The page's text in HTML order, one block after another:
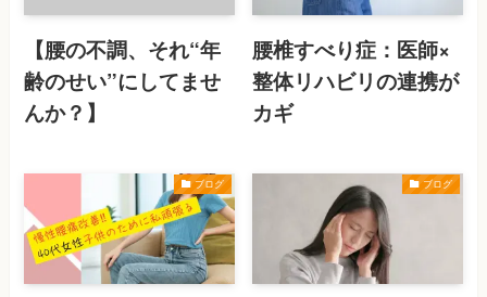
【腰の不調、それ“年
齢のせい”にしてませ
んか？】
腰椎すべり症：医師×
整体リハビリの連携が
カギ
ブログ ブログ